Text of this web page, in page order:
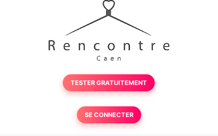
TESTER GRATUITEMENT
SE CONNECTER